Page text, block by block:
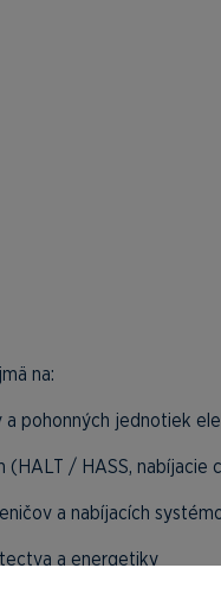
na:
a pohonných jednotiek
(HALT / HASS, nabíjacie
a nabíjacích
a energetiky